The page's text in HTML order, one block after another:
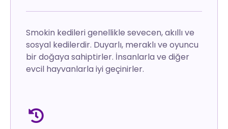
Smokin kedileri genellikle sevecen, akıllı ve
sosyal kedilerdir. Duyarlı, meraklı ve oyuncu
bir doğaya sahiptirler. İnsanlarla ve diğer
evcil hayvanlarla iyi geçinirler.